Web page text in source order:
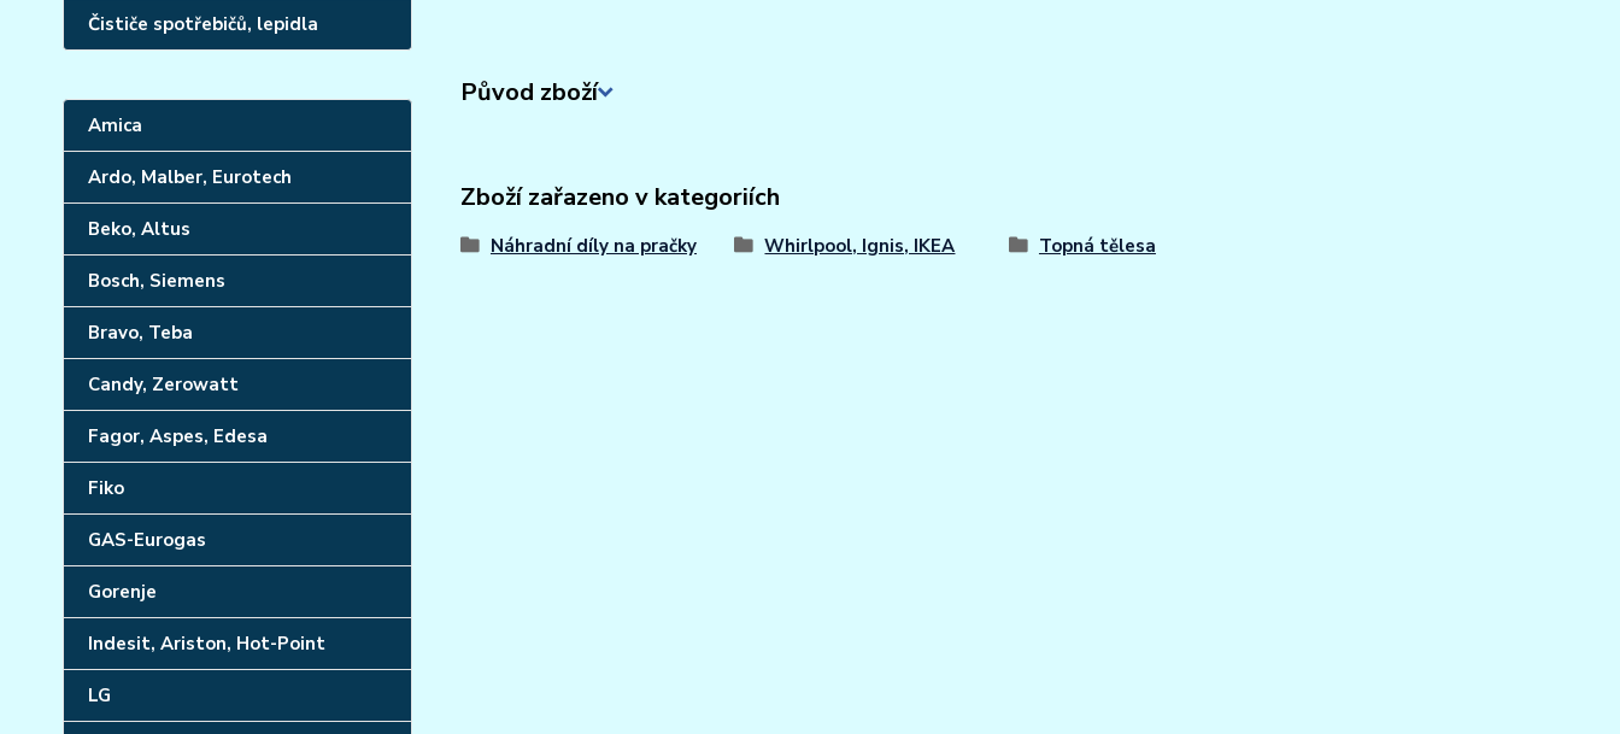
Čističe spotřebičů, lepidla
Amica
Ardo, Malber, Eurotech
Beko, Altus
Bosch, Siemens
Bravo, Teba
Candy, Zerowatt
Fagor, Aspes, Edesa
Fiko
GAS-Eurogas
Gorenje
Indesit, Ariston, Hot-Point
LG
Původ zboží
Zboží zařazeno v kategoriích
Náhradní díly na pračky Whirlpool, Ignis, IKEA Topná tělesa